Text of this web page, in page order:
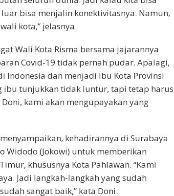
bisa menjalin konektivitasnya. Namun,
kota,” jelasnya.
Wali Kota Risma bersama jajarannya
Covid-19 tidak pernah pudar. Apalagi,
Indonesia dan menjadi Ibu Kota Provinsi
ibu tunjukkan tidak luntur, tapi tetap harus
kami akan mengupayakan yang
kehadirannya di Surabaya
Widodo (Jokowi) untuk memberikan
khususnya Kota Pahlawan. “Kami
Jadi langkah-langkah yang sudah
sangat baik,” kata Doni.